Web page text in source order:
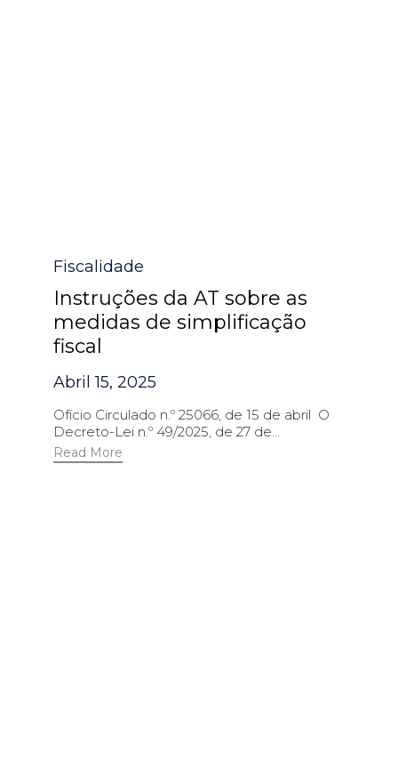
Category
Fiscalidade
Instruções da AT sobre as
medidas de simplificação
fiscal
Abril 15, 2025
Ofício Circulado n.º 25066, de 15 de abril O
Decreto-Lei n.º 49/2025, de 27 de...
Read More